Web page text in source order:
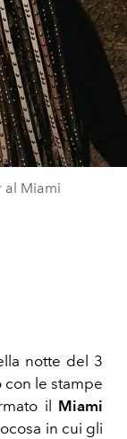
al Miami
notte del 3
con le stampe
il Miami
in cui gli